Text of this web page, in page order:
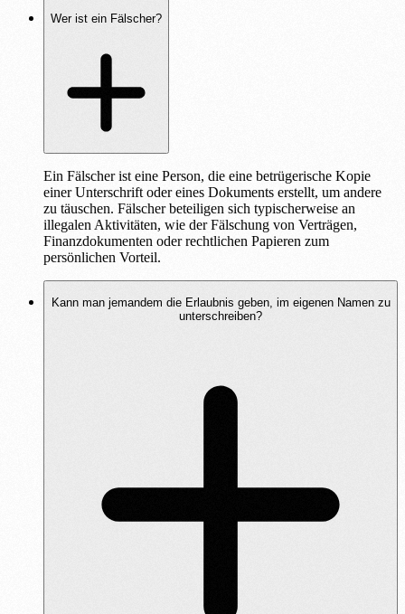
Wer ist ein Fälscher?
Ein Fälscher ist eine Person, die eine betrügerische Kopie
einer Unterschrift oder eines Dokuments erstellt, um andere
zu täuschen. Fälscher beteiligen sich typischerweise an
illegalen Aktivitäten, wie der Fälschung von Verträgen,
Finanzdokumenten oder rechtlichen Papieren zum
persönlichen Vorteil.
Kann man jemandem die Erlaubnis geben, im eigenen Namen zu
unterschreiben?